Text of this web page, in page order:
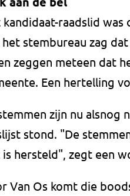
kandidaat-raadslid
het stembureau zag
zeggen meteen dat
Een hertelling
zijn nu alsnog
stond. "De
is hersteld", zegt een
Van Os komt die